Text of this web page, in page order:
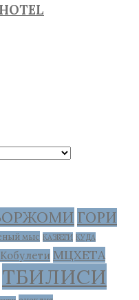
ГОРИ
мыс КАЗБЕГИ КУДА
Кобулети МЦХЕТА
ТБИЛИСИ